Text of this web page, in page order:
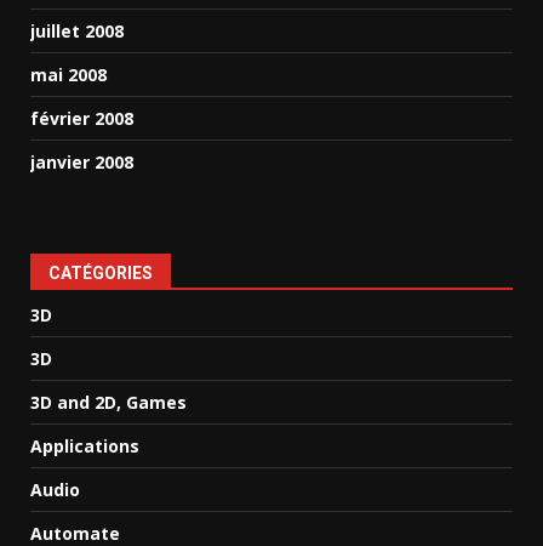
juillet 2008
mai 2008
février 2008
janvier 2008
CATÉGORIES
3D
3D
3D and 2D, Games
Applications
Audio
Automate